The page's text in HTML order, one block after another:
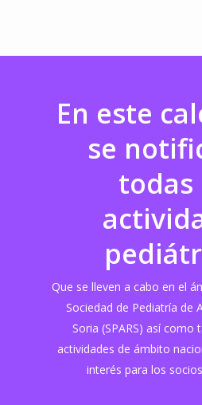
En este
se
todas
Que se lleven a cabo en el
Sociedad de Pediatría de
Soria (SPARS) así como
actividades de ámbito
interés para los